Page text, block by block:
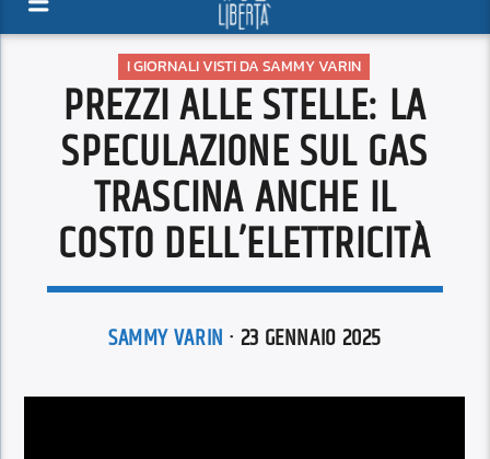
I GIORNALI VISTI DA SAMMY VARIN
PREZZI ALLE STELLE: LA
SPECULAZIONE SUL GAS
TRASCINA ANCHE IL
COSTO DELL’ELETTRICITÀ
SAMMY VARIN · 23 GENNAIO 2025